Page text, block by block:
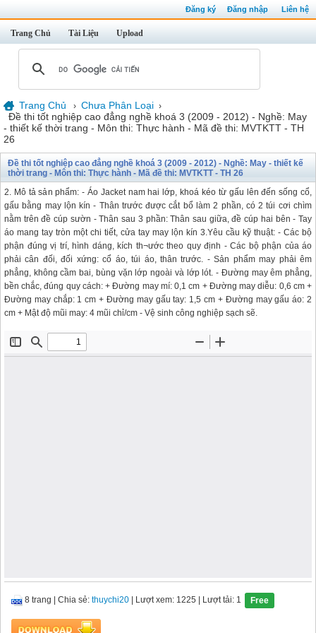
Đăng ký Đăng nhập Liên hệ
Trang Chủ Tài Liệu Upload
Trang Chủ › Chưa Phân Loại ›
Đề thi tốt nghiệp cao đẳng nghề khoá 3 (2009 - 2012) - Nghề: May
- thiết kế thời trang - Môn thi: Thực hành - Mã đề thi: MVTKTT - TH
26
Đề thi tốt nghiệp cao đẳng nghề khoá 3 (2009 - 2012) - Nghề: May - thiết kế
thời trang - Môn thi: Thực hành - Mã đề thi: MVTKTT - TH 26
2. Mô tả sản phẩm: - Áo Jacket nam hai lớp, khoá kéo từ gấu lên đến sống cổ,
gấu bằng may lộn kín - Thân trước được cắt bổ làm 2 phần, có 2 túi cơi chìm
nằm trên đề cúp sườn - Thân sau 3 phần: Thân sau giữa, đề cúp hai bên - Tay
áo mang tay tròn một chi tiết, cửa tay may lộn kín 3.Yêu cầu kỹ thuật: - Các bộ
phận đúng vị trí, hình dáng, kích th¬ước theo quy định - Các bộ phận của áo
phải cân đối, đối xứng: cổ áo, túi áo, thân trước. - Sản phẩm may phải êm
phẳng, không cầm bai, bùng vặn lớp ngoài và lớp lót. - Đường may êm phẳng,
bền chắc, đúng quy cách: + Đường may mí: 0,1 cm + Đường may diễu: 0,6 cm +
Đường may chắp: 1 cm + Đường may gấu tay: 1,5 cm + Đường may gấu áo: 2
cm + Mật độ mũi may: 4 mũi chỉ/cm - Vệ sinh công nghiệp sạch sẽ.
8 trang Chia sẻ: thuychi20 | Lượt xem: 1225 | Lượt tải: 1 Free